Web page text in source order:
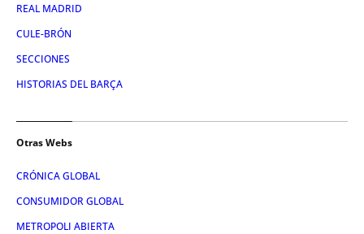
REAL MADRID
CULE-BRÓN
SECCIONES
HISTORIAS DEL BARÇA
Otras Webs
CRÓNICA GLOBAL
CONSUMIDOR GLOBAL
METROPOLI ABIERTA